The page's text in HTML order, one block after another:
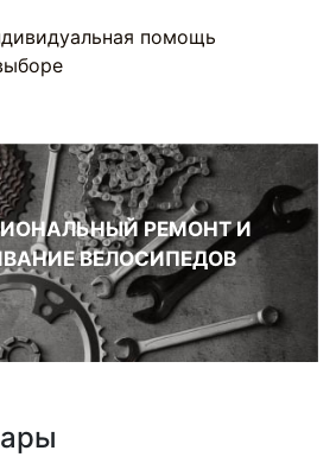
помощь
РЕМОНТ И
ВЕЛОСИПЕДОВ